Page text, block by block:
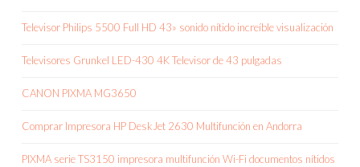
Televisor Philips 5500 Full HD 43» sonido nítido increíble visualización
Televisores Grunkel LED-430 4K Televisor de 43 pulgadas
CANON PIXMA MG3650
Comprar Impresora HP DeskJet 2630 Multifunción en Andorra
PIXMA serie TS3150 impresora multifunción Wi-Fi documentos nítidos